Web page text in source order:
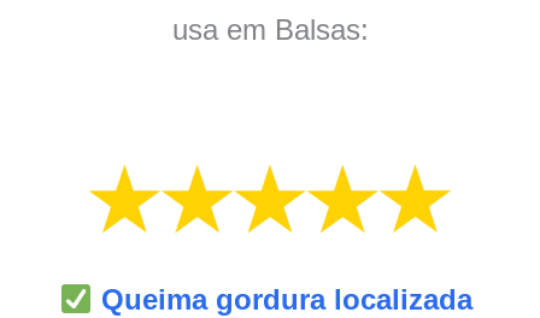
usa em Balsas:
Queima gordura localizada